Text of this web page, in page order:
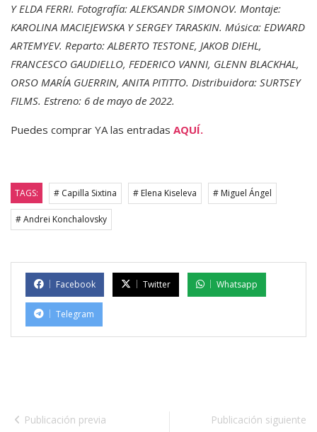
Y ELDA FERRI. Fotografía: ALEKSANDR SIMONOV. Montaje:
KAROLINA MACIEJEWSKA Y SERGEY TARASKIN. Música: EDWARD
ARTEMYEV. Reparto: ALBERTO TESTONE, JAKOB DIEHL,
FRANCESCO GAUDIELLO, FEDERICO VANNI, GLENN BLACKHAL,
ORSO MARÍA GUERRIN, ANITA PITITTO. Distribuidora: SURTSEY
FILMS. Estreno: 6 de mayo de 2022.
Puedes comprar YA las entradas AQUÍ.
TAGS: # Capilla Sixtina # Elena Kiseleva # Miguel Ángel
# Andrei Konchalovsky
Facebook Twitter Whatsapp
Telegram
Publicación previa Publicación siguiente